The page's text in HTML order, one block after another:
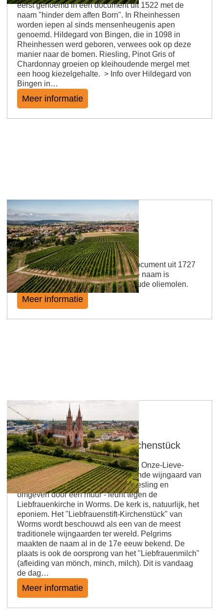
eerst genoemd in een document uit 1522 met de
naam "hinder dem affen Born". In Rheinhessen
worden iepen al sinds mensenheugenis apen
genoemd. Hildegard von Bingen, die in 1098 in
Rheinhessen werd geboren, verwees ook op deze
manier naar de bomen. Riesling, Pinot Gris of
Chardonnay groeien op kleihoudende mergel met
een hoog kiezelgehalte. > Info over Hildegard von
Bingen in…
Meer informatie
Wöllsteiner Ölberg
De locatie werd genoemd in een document uit 1727
met de naam "auff der öhlbach". De naam is
gebaseerd op de locatie van een oude oliemolen.
Meer informatie
Wormser Liebfrauenstift Kirchenstück
Het origineel in de schaduw van de Onze-Lieve-
Vrouwekerk Een kleine alleenstaande wijngaard van
slechts 17 hectare - beplant met Riesling en
omgeven door een muur - leunt tegen de
Liebfrauenkirche in Worms. De kerk is, natuurlijk, het
eponiem. Het "Liebfrauenstift-Kirchenstück" van
Worms wordt beschouwd als een van de meest
traditionele wijngaarden ter wereld. Pelgrims
maakten de naam al in de 17e eeuw bekend. De
plaats is ook de oorsprong van het "Liebfrauenmilch"
(afleiding van mönch, minch, milch). Dit is vandaag
de dag…
Meer informatie